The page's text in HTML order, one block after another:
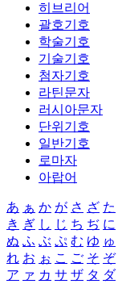
히브리어
괄호기호
학술기호
기술기호
첨자기호
라틴문자
러시아문자
단위기호
일반기호
로마자
아랍어
あ ぁ か が さ ざ た
き ぎ し じ ち ぢ に
ぬ ふ ぶ ぷ む ゆ ゅ
れ お ぉ こ ご そ ぞ
ア ァ カ サ ザ タ ダ